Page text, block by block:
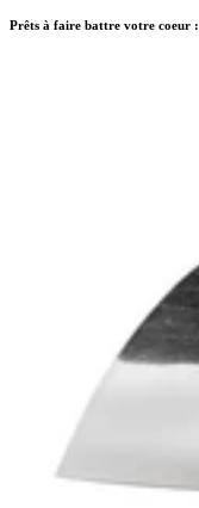
Prêts à faire battre votre coeur :